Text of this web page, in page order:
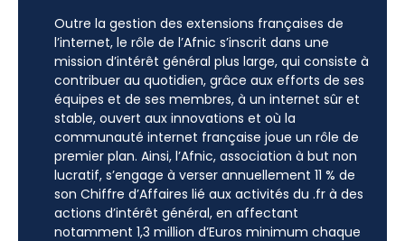
Outre la gestion des extensions françaises de
l’internet, le rôle de l’Afnic s’inscrit dans une
mission d’intérêt général plus large, qui consiste à
contribuer au quotidien, grâce aux efforts de ses
équipes et de ses membres, à un internet sûr et
stable, ouvert aux innovations et où la
communauté internet française joue un rôle de
premier plan. Ainsi, l’Afnic, association à but non
lucratif, s’engage à verser annuellement 11 % de
son Chiffre d’Affaires lié aux activités du .fr à des
actions d’intérêt général, en affectant
notamment 1,3 million d’Euros minimum chaque